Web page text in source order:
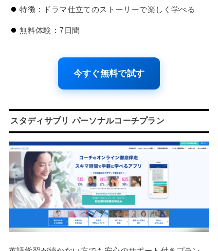
特徴：ドラマ仕立てのストーリーで楽しく学べる
無料体験：7日間
今すぐ無料で試す
スタディサプリ パーソナルコーチプラン